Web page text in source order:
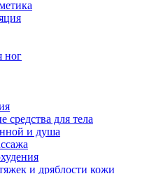
ног
для тела
и душа
и дряблости кожи